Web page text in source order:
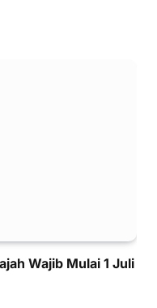
Wajib Mulai 1 Juli